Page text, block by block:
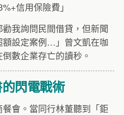
信用保險費」
勸我詢問民間借貸，但新聞
額設定案例…」曾文凱在咖
數企業存亡的讀秒。
閃電戰術
會。當同行林董聽到「鉅